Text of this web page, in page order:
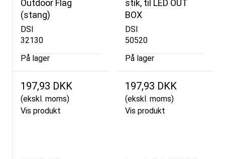
Outdoor Flag
(stang)
DSI
32130
På lager
197,93 DKK
(ekskl. moms)
Vis produkt
stik, til LED OUT
BOX
DSI
50520
På lager
197,93 DKK
(ekskl. moms)
Vis produkt